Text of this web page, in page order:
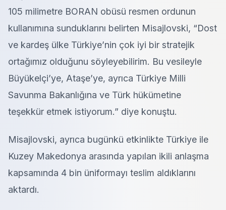
105 milimetre BORAN obüsü resmen ordunun
kullanımına sunduklarını belirten Misajlovski, “Dost
ve kardeş ülke Türkiye’nin çok iyi bir stratejik
ortağımız olduğunu söyleyebilirim. Bu vesileyle
Büyükelçi’ye, Ataşe’ye, ayrıca Türkiye Milli
Savunma Bakanlığına ve Türk hükümetine
teşekkür etmek istiyorum.” diye konuştu.
Misajlovski, ayrıca bugünkü etkinlikte Türkiye ile
Kuzey Makedonya arasında yapılan ikili anlaşma
kapsamında 4 bin üniformayı teslim aldıklarını
aktardı.